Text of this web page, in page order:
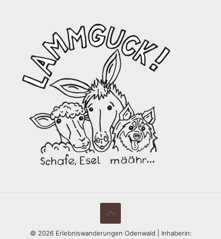
© 2026 Erlebniswanderungen Odenwald | Inhaberin: